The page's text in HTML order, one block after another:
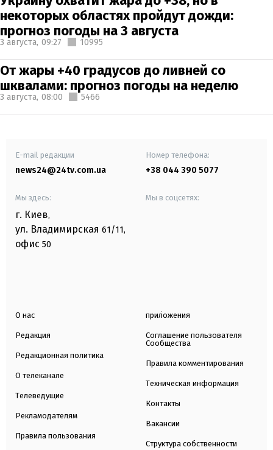
некоторых областях пройдут дожди:
прогноз погоды на 3 августа
3 августа, 09:27 10995
От жары +40 градусов до ливней со
шквалами: прогноз погоды на неделю
3 августа, 08:00 5466
E-mail редакции
news24@24tv.com.ua
Номер телефона:
+38 044 390 5077
Мы здесь:
г. Киев,
ул. Владимирская 61/11,
офис 50
Мы в соцсетях:
О нас
Редакция
Редакционная политика
О телеканале
Телеведущие
Рекламодателям
Правила пользования
приложения
Соглашение пользователя
Сообщества
Правила комментирования
Техническая информация
Контакты
Вакансии
Структура собственности